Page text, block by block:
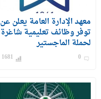
معهد الإدارة العامة يعلن عن
توفر وظائف تعليمية شاغرة
لحملة الماجستير
0
1681